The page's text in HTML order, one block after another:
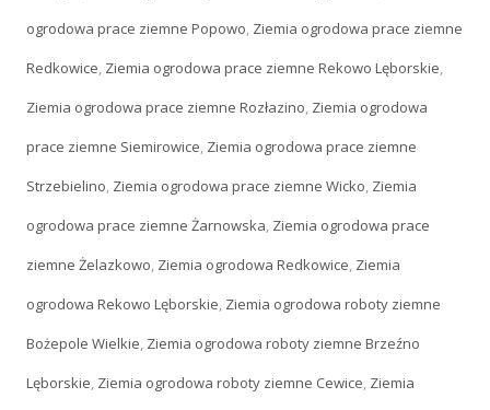
ogrodowa prace ziemne Popowo, Ziemia ogrodowa prace ziemne
Redkowice, Ziemia ogrodowa prace ziemne Rekowo Lęborskie,
Ziemia ogrodowa prace ziemne Rozłazino, Ziemia ogrodowa
prace ziemne Siemirowice, Ziemia ogrodowa prace ziemne
Strzebielino, Ziemia ogrodowa prace ziemne Wicko, Ziemia
ogrodowa prace ziemne Żarnowska, Ziemia ogrodowa prace
ziemne Żelazkowo, Ziemia ogrodowa Redkowice, Ziemia
ogrodowa Rekowo Lęborskie, Ziemia ogrodowa roboty ziemne
Bożepole Wielkie, Ziemia ogrodowa roboty ziemne Brzeźno
Lęborskie, Ziemia ogrodowa roboty ziemne Cewice, Ziemia